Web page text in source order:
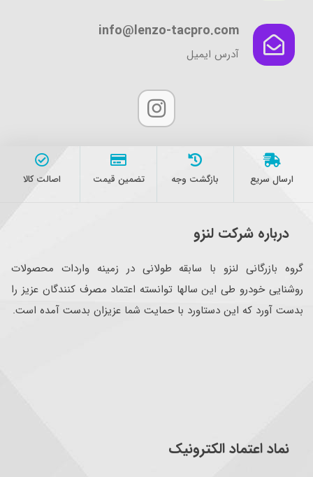
info@lenzo-tacpro.com
آدرس ایمیل
ارسال سریع بازگشت وجه تضمین قیمت اصالت کالا
درباره شرکت لنزو
گروه بازرگانی لنزو با سابقه طولانی در زمینه واردات محصولات
روشنایی خودرو طی این سالها توانسته اعتماد مصرف کنندگان عزیز را
بدست آورد که این دستاورد با حمایت شما عزیزان بدست آمده است.
نماد اعتماد الکترونیک